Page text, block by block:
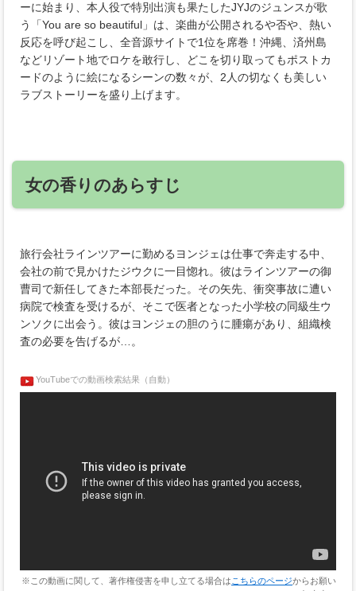
ーに始まり、本人役で特別出演も果たしたJYJのジュンスが歌
う「You are so beautiful」は、楽曲が公開されるや否や、熱い
反応を呼び起こし、全音源サイトで1位を席巻！沖縄、済州島
などリゾート地でロケを敢行し、どこを切り取ってもポストカ
ードのように絵になるシーンの数々が、2人の切なくも美しい
ラブストーリーを盛り上げます。
女の香りのあらすじ
旅行会社ラインツアーに勤めるヨンジェは仕事で奔走する中、
会社の前で見かけたジウクに一目惚れ。彼はラインツアーの御
曹司で新任してきた本部長だった。その矢先、衝突事故に遭い
病院で検査を受けるが、そこで医者となった小学校の同級生ウ
ンソクに出会う。彼はヨンジェの胆のうに腫瘍があり、組織検
査の必要を告げるが…。
YouTubeでの動画検索結果（自動）
※この動画に関して、著作権侵害を申し立てる場合は こちらのページからお願い